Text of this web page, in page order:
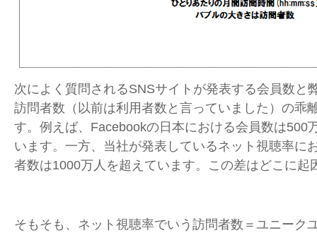
次によく質問されるSNSサイトが発表する会員数と
訪問者数（以前は利用者数と言っていました）の乖
す。例えば、Facebookの日本における会員数は500
います。一方、当社が発表しているネット視聴率に
者数は1000万人を超えています。この差はどこに起
そもそも、ネット視聴率でいう訪問者数＝ユニーク